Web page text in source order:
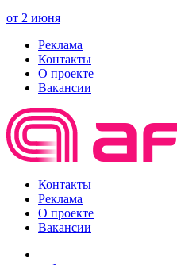
от 2 июня
Реклама
Контакты
О проекте
Вакансии
Контакты
Реклама
О проекте
Вакансии